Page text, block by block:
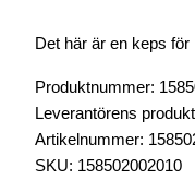
Det här är en keps
Produktnummer:
Leverantörens
Artikelnummer:
SKU: 158502002010